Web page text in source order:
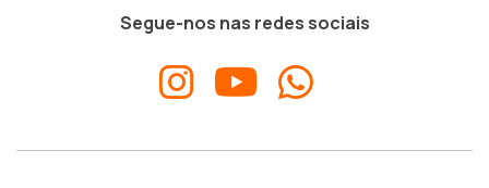
Segue-nos nas redes sociais